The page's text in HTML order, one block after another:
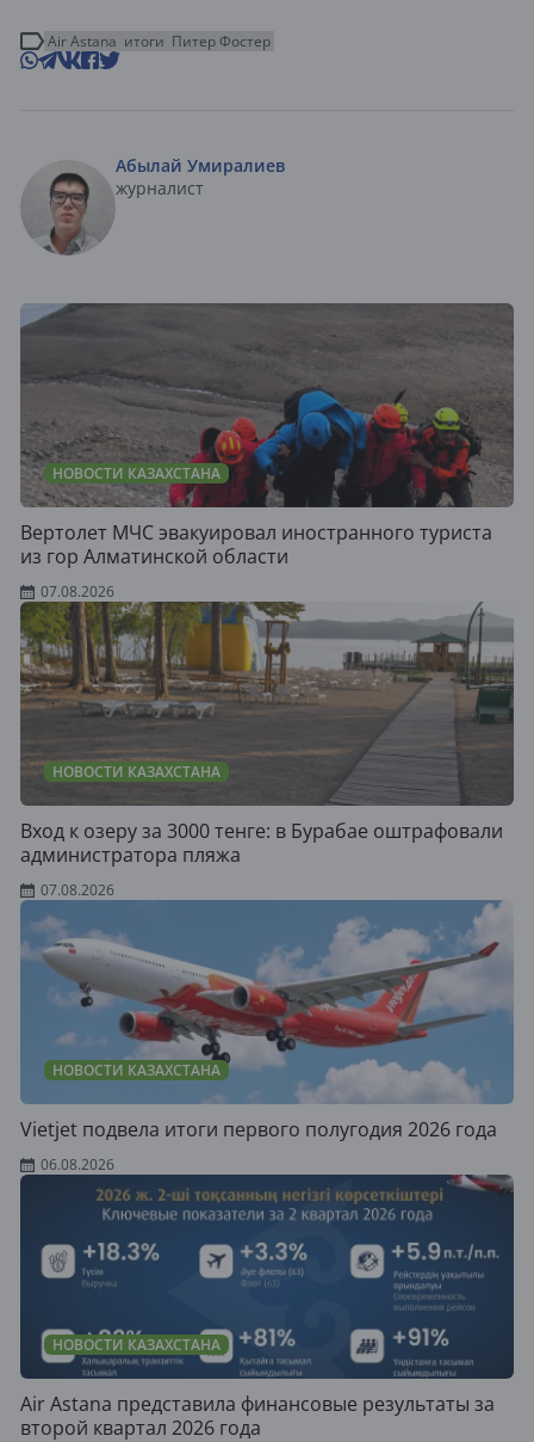
Air Astana итоги Питер Фостер
Абылай Умиралиев
журналист
НОВОСТИ КАЗАХСТАНА
Вертолет МЧС эвакуировал иностранного туриста
из гор Алматинской области
07.08.2026
НОВОСТИ КАЗАХСТАНА
Вход к озеру за 3000 тенге: в Бурабае оштрафовали
администратора пляжа
07.08.2026
НОВОСТИ КАЗАХСТАНА
Vietjet подвела итоги первого полугодия 2026 года
06.08.2026
НОВОСТИ КАЗАХСТАНА
Air Astana представила финансовые результаты за
второй квартал 2026 года